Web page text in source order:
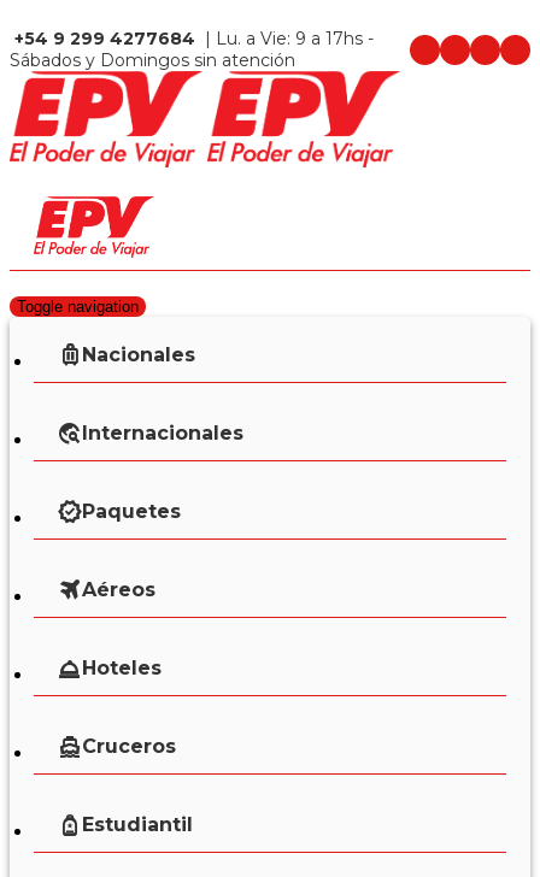
+54 9 299 4277684 | Lu. a Vie: 9 a 17hs -
Sábados y Domingos sin atención
Toggle navigation
Nacionales
Internacionales
Paquetes
Aéreos
Hoteles
Cruceros
Estudiantil